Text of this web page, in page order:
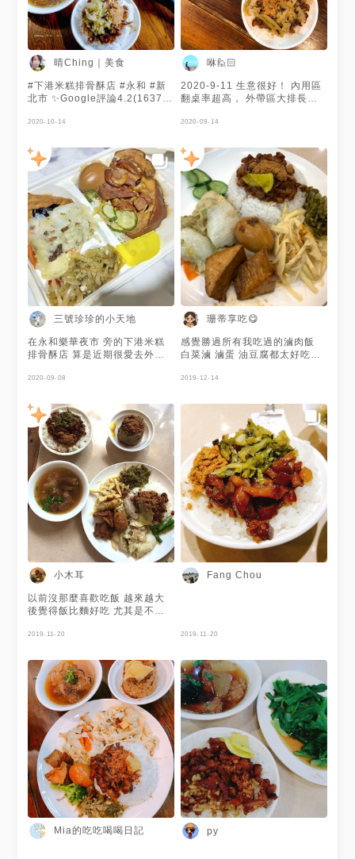
足的。
晴Ching｜美食
#下港米糕排骨酥店 #永和 #新
北市 ✨Google評論4.2(1637
—————————————
開水 - 🏷️排骨酥湯NT.49 👑 🏷️
排骨酥麵 NT.60 排骨酥湯有濃
郁胡椒香，味道鹹中帶甘，蘿蔔
超級軟嫩🥢一夾就散，排骨酥肉
剔除了硬骨頭，滷到軟骨可以輕
鬆咬開的地步👍🏻。 麵條比較普
通，勝在價位便宜，湯頭上有一
層薄油，實際喝起來並不會感覺
油膩。 - 🏷️油豆腐 (小) NT.20
豆腐內部軟嫩滷的很入味。 - 🏷️
特製排骨 NT.35/片 排骨跟一般
滷排骨有點不同，比較類似排骨
酥湯內的排骨作法，滷到入味軟
爛又不乾柴，帶有濃郁胡椒香，
味道略重。 - 🏷️魯肉飯 (小)
NT.25 搭配的酸菜不會酸，味道
也不會太鹹，加上魚鬆剛好豐富
醬汁鹹香味差一點，一碗25元
NT.35 內軟外硬，口感適中不會
太軟爛，米糕本身帶有很香的蝦
米味，灑上魚鬆添加了點層次，
晴Ching最喜歡淋上甜辣醬，鹹
甜鹹甜好吃😋。 - FB/IG：晴
Ching｜美食· 旅行 #晴ching
食新北
—————————————
📍下港米糕排骨酥店 🏠新北市
永和區保平路14號
☎️(02)2232-5739 🕤
11:00~15:00；
17:00~20:30(週日公休) - #排
骨酥 #排骨麺 #排骨 #滷肉飯 #
魯肉飯 #古早味 #平價美食 #銅
板美食 #台北美食 #新北美食 #
永和美食 #中和美食 #米糕
#taipeifood #newtaipeifood
#foodie #小吃 #樂華夜市 #夜
2020-10-14
咻🙋🏻
2020-9-11 生意很好！ 內用區
翻桌率超高， 外帶區大排長龍
般般， 沒有到需要排隊來吃的
煮得很軟爛，好吃😋
2020-09-14
三號珍珍的小天地
在永和樂華夜市 旁的下港米糕
排骨酥店 算是近期很愛去外帶
東西也好吃，主打的排骨酥湯也
是骨頭居多呢！ 食記網址：
https://aaweichen.pixnet.net/blog/post/120667536
下港米糕排骨酥店 （０２）２
２３２－５７３９ 星期一～
六 １１：００～１５：００
１７：００～２
０：３０ 星期日公休 新北市永
和區保平路14號 #永和美食 #樂
華夜市 #保平路美食 #中永和美
食推薦 #下港排骨酥店 #台灣
#taiwanfood #樂華夜市排隊店
#控肉飯推薦
2020-09-08
珊蒂享吃😋
感覺勝過所有我吃過的滷肉飯
白菜滷 滷蛋 油豆腐都太好吃了
不會肥😋 很可以👍 #樂華夜市
2019-12-14
小木耳
以前沒那麼喜歡吃飯 越來越大
後覺得飯比麵好吃 尤其是不會
菜，覺得神之美味哈哈哈 以前
吃完愛上 我自己覺得很好吃😋
Ps.第一次吃，不過聽說漲價了
2019-11-20
Fang Chou
2019-11-20
Mia的吃吃喝喝日記 py